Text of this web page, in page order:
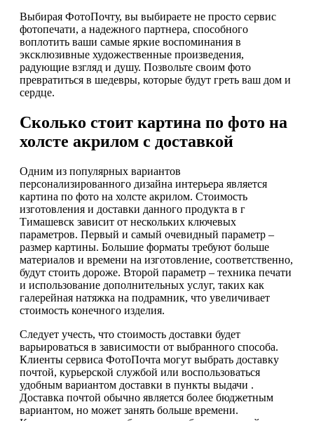
Выбирая ФотоПочту, вы выбираете не просто сервис
фотопечати, а надежного партнера, способного
воплотить ваши самые яркие воспоминания в
эксклюзивные художественные произведения,
радующие взгляд и душу. Позвольте своим фото
превратиться в шедевры, которые будут греть ваш дом и
сердце.
Сколько стоит картина по фото на
холсте акрилом с доставкой
Одним из популярных вариантов
персонализированного дизайна интерьера является
картина по фото на холсте акрилом. Стоимость
изготовления и доставки данного продукта в г
Тимашевск зависит от нескольких ключевых
параметров. Первый и самый очевидный параметр –
размер картины. Большие форматы требуют больше
материалов и времени на изготовление, соответственно,
будут стоить дороже. Второй параметр – техника печати
и использование дополнительных услуг, таких как
галерейная натяжка на подрамник, что увеличивает
стоимость конечного изделия.
Следует учесть, что стоимость доставки будет
варьироваться в зависимости от выбранного способа.
Клиенты сервиса ФотоПочта могут выбрать доставку
почтой, курьерской службой или воспользоваться
удобным вариантом доставки в пункты выдачи .
Доставка почтой обычно является более бюджетным
вариантом, но может занять больше времени.